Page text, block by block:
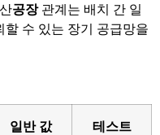
공장관계는 배치 간 일
수 있는 장기 공급망을
일반 값
테스트